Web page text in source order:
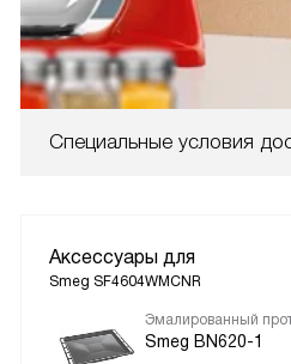
Специальные условия
Аксессуары для
Smeg SF4604WMCNR
Эмалированный
Smeg BN620-1